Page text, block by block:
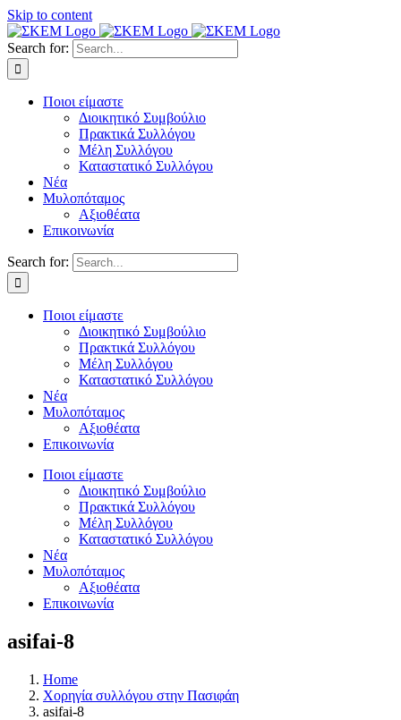
Skip to content
Search for:
Ποιοι είμαστε
Διοικητικό Συμβούλιο
Πρακτικά Συλλόγου
Μέλη Συλλόγου
Καταστατικό Συλλόγου
Νέα
Μυλοπόταμος
Αξιοθέατα
Επικοινωνία
Search for:
Ποιοι είμαστε
Διοικητικό Συμβούλιο
Πρακτικά Συλλόγου
Μέλη Συλλόγου
Καταστατικό Συλλόγου
Νέα
Μυλοπόταμος
Αξιοθέατα
Επικοινωνία
Ποιοι είμαστε
Διοικητικό Συμβούλιο
Πρακτικά Συλλόγου
Μέλη Συλλόγου
Καταστατικό Συλλόγου
Νέα
Μυλοπόταμος
Αξιοθέατα
Επικοινωνία
asifai-8
Home
Χορηγία συλλόγου στην Πασιφάη
asifai-8